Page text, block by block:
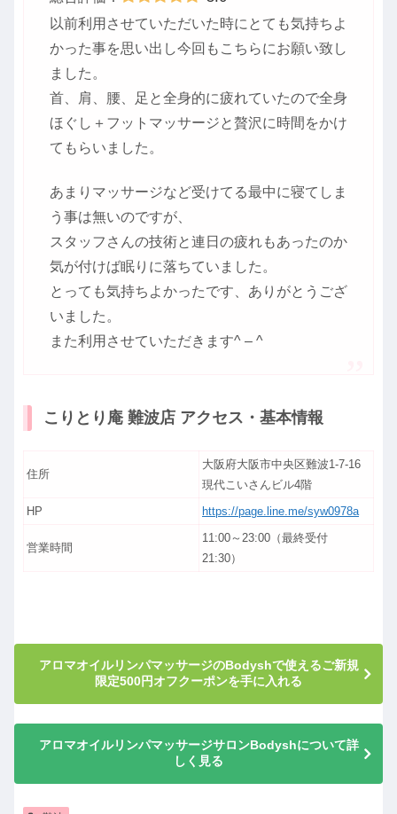
以前利用させていただいた時にとても気持ちよ
かった事を思い出し今回もこちらにお願い致し
ました。
首、肩、腰、足と全身的に疲れていたので全身
ほぐし＋フットマッサージと贅沢に時間をかけ
てもらいました。
あまりマッサージなど受けてる最中に寝てしま
う事は無いのですが、
スタッフさんの技術と連日の疲れもあったのか
気が付けば眠りに落ちていました。
とっても気持ちよかったです、ありがとうござ
いました。
また利用させていただきます^ – ^
こりとり庵 難波店 アクセス・基本情報
住所
大阪府大阪市中央区難波1-7-16
現代こいさんビル4階
HP
https://page.line.me/syw0978a
営業時間
11:00～23:00（最終受付
21:30）
アロマオイルリンパマッサージのBodyshで使えるご新規
限定500円オフクーポンを手に入れる
アロマオイルリンパマッサージサロンBodyshについて詳
しく見る